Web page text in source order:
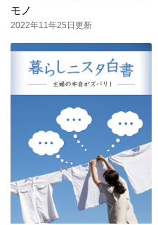
モノ
2022年11年25日更新